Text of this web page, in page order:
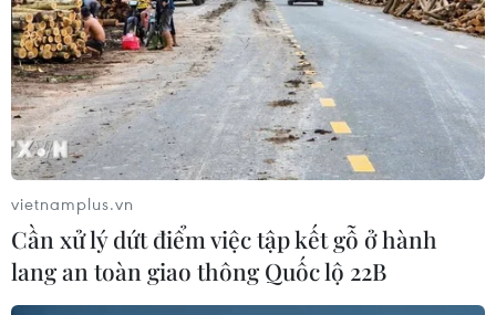
#Ký sinh trùng #Parasite
#Đạo diễn Bong Joon-ho
#Oscar 2020
#Joker
vietnamplus.vn
Cần xử lý dứt điểm việc tập kết gỗ ở hành
lang an toàn giao thông Quốc lộ 22B